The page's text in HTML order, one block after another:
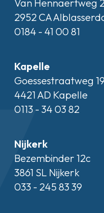
Van Hennaertweg
2952 CA
0184 - 41 00 81
Kapelle
Goessestraatweg 19
4421 AD Kapelle
0113 - 34 03 82
Nijkerk
Bezembinder 12c
3861 SL Nijkerk
033 - 245 83 39